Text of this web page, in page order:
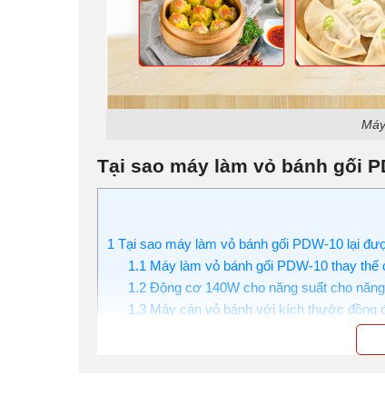
Tại sao máy làm vỏ bánh gối
1 Tại sao máy làm vỏ bánh gối PDW-10 lại
1.1 Máy làm vỏ bánh gối PDW-10 thay thế
1.2Động cơ 140W cho năng suất cho
1.3Máy cán vỏ bánh với kích thước đồng
Tính năng rắc bột tự động làm cho vỏ
Chất liệu inox cao cấp đảm bảo vệ sinh